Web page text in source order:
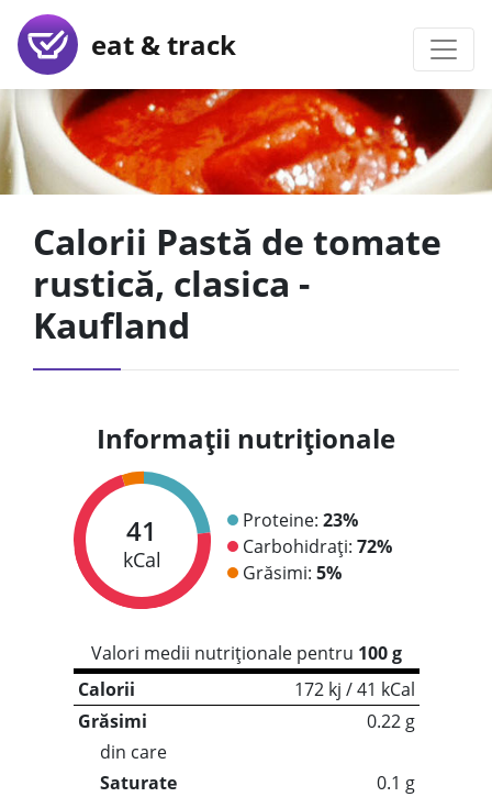
eat & track
Calorii Pastă de tomate
rustică, clasica -
Kaufland
Informații nutriționale
41
kCal
Proteine: 23%
Carbohidrați: 72%
Grăsimi: 5%
Valori medii nutriționale pentru 100 g
Calorii
172 kj / 41 kCal
Grăsimi
0.22 g
din care
Saturate
0.1 g